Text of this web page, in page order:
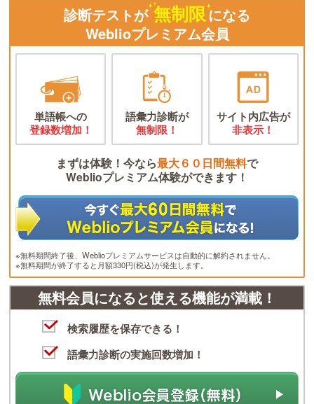
診断テストが 無制限になる
Weblioプレミアム会員
単語帳への
登録数増加！
語彙力診断が
無制限！
サイト内広告が
非表示！
まずは体験！今なら最大６０日間無料で
Weblioプレミアム体験ができます！
※無料期間終了後、Weblioプレミアムサービスは自動的に解約されません。
※無料期間が終了すると月額330円(税込)が発生します。
無料会員になると使える機能が満載！
検索履歴を保存できる！
語彙力診断の実施回数増加！